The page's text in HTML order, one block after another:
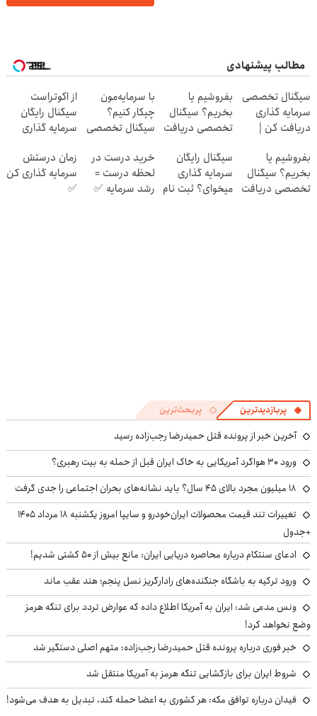
مطالب پیشنهادی
سیگنال تخصصی
سرمایه گذاری
دریافت کن |
بفروشیم یا
بخریم؟ سیگنال
تخصصی دریافت
رایگان )
با سرمایه‌مون
چیکار کنیم؟
سیگنال تخصصی
از اکوتراست
سیگنال رایگان
سرمایه گذاری
بفروشیم یا
بخریم؟ سیگنال
تخصصی دریافت
سیگنال رایگان
سرمایه گذاری
میخوای؟ ثبت نام
خرید درست در
لحظه درست =
رشد سرمایه ✅
زمان درستش
سرمایه گذاری کن
✅
پربازدیدترین پربحث‌ترین
آخرین خبر از پرونده قتل حمیدرضا رجب‌زاده رسید
ورود ۳۰ هواگرد آمریکایی به خاک ایران قبل از حمله به بیت رهبری؟
۱۸ میلیون مجرد بالای ۴۵ سال؟ باید نشانه‌های بحران اجتماعی را جدی گرفت
تغییرات تند قیمت محصولات ایران‌خودرو و سایپا امروز یکشنبه ۱۸ مرداد ۱۴۰۵
+جدول
ادعای سنتکام درباره محاصره دریایی ایران: مانع بیش از ۵۰ کشتی شدیم!
ورود ترکیه به باشگاه جنگنده‌های رادارگریز نسل پنجم؛ هند عقب ماند
ونس مدعی شد: ایران به آمریکا اطلاع داده که عوارض تردد برای تنگه هرمز
وضع نخواهد کرد!
خبر فوری درباره پرونده قتل حمیدرضا رجب‌زاده: متهم اصلی دستگیر شد
شروط ایران برای بازگشایی تنگه هرمز به آمریکا منتقل شد
فیدان درباره توافق مکه: هر کشوری به اعضا حمله کند، تبدیل به هدف می‌شود!